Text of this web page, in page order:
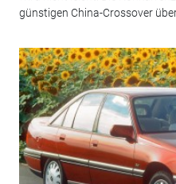
günstigen China-Crossover